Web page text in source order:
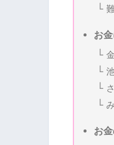
お
お